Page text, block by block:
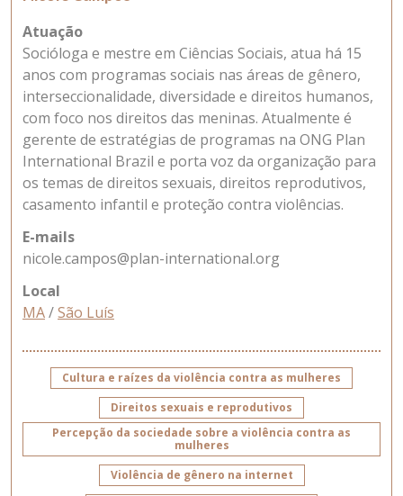
Atuação
Socióloga e mestre em Ciências Sociais, atua há 15
anos com programas sociais nas áreas de gênero,
interseccionalidade, diversidade e direitos humanos,
com foco nos direitos das meninas. Atualmente é
gerente de estratégias de programas na ONG Plan
International Brazil e porta voz da organização para
os temas de direitos sexuais, direitos reprodutivos,
casamento infantil e proteção contra violências.
E-mails
nicole.campos@plan-international.org
Local
MA/São Luís
Cultura e raízes da violência contra as mulheres
Direitos sexuais e reprodutivos
Percepção da sociedade sobre a violência contra as
mulheres
Violência de gênero na internet